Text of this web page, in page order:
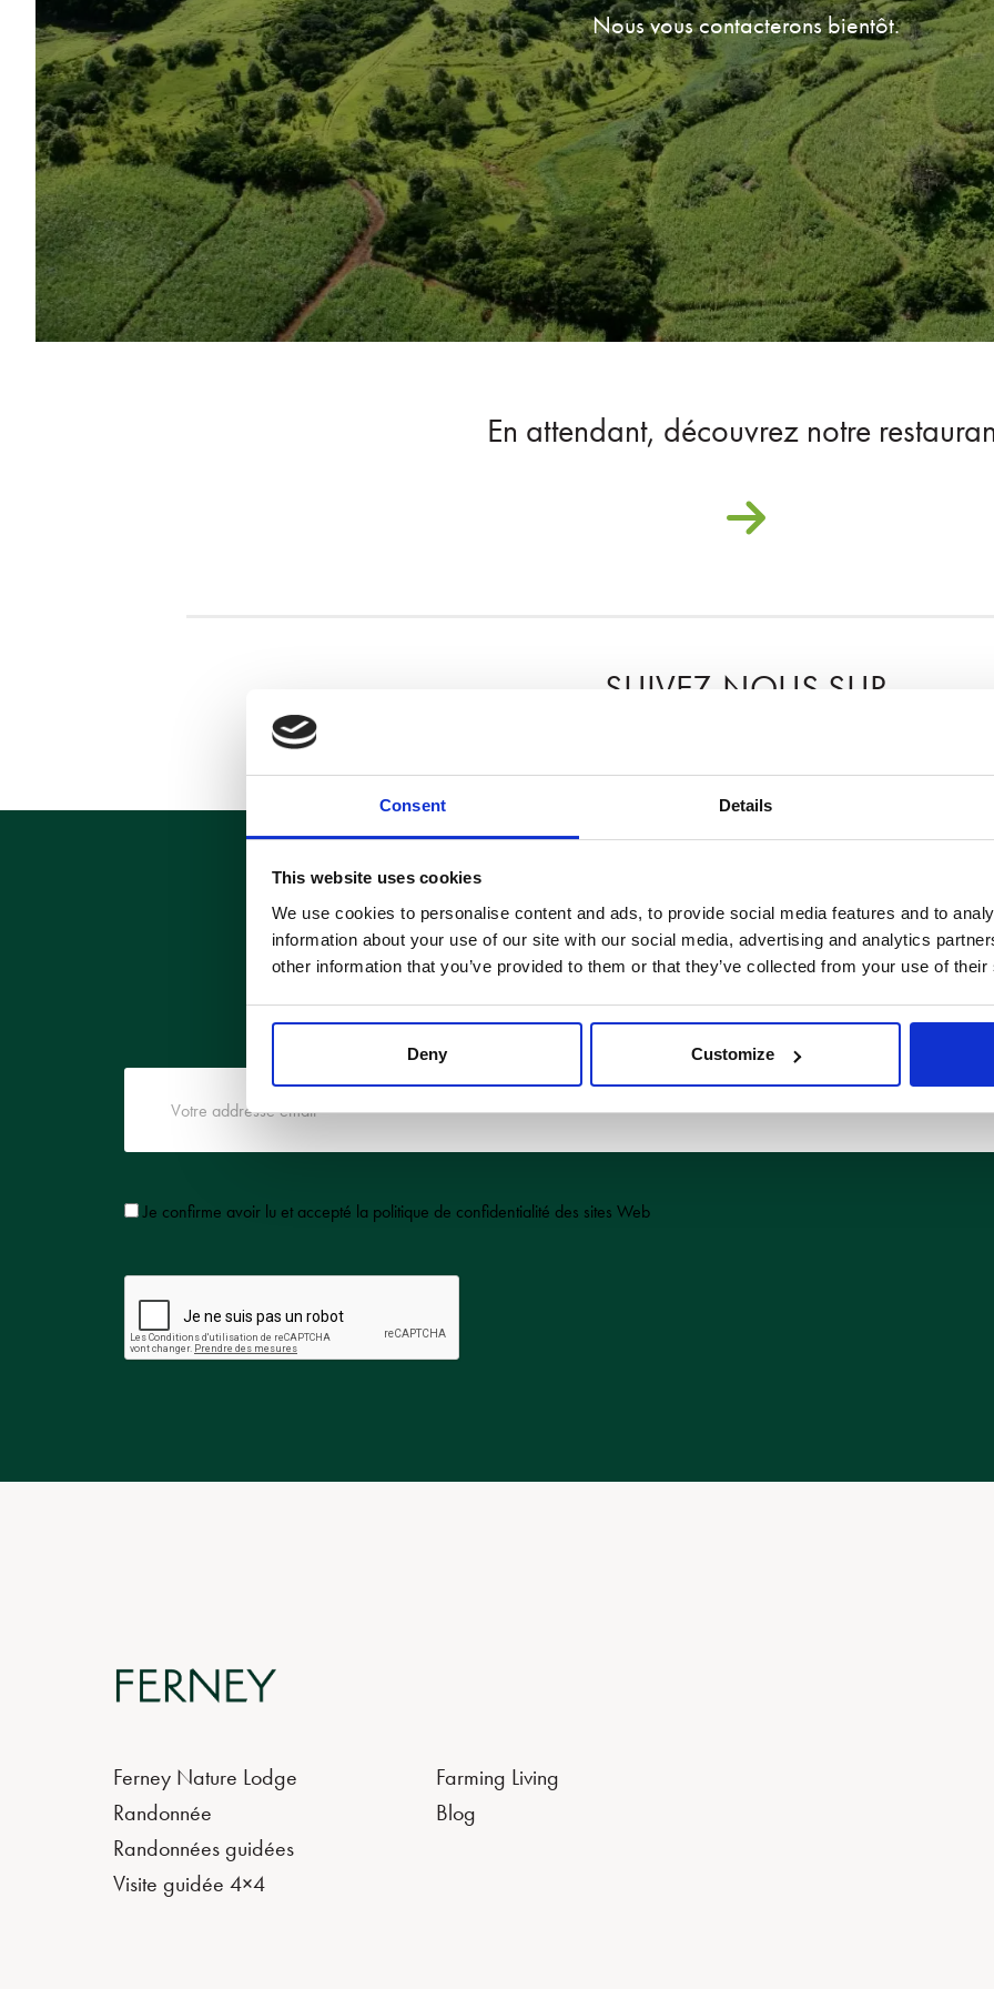
Consent Details
This website uses cookies
We use cookies to personalise content and ads, to provide social media features and to
information about your use of our site with our social media, advertising and analytics
other information that you’ve provided to them or that they’ve collected from your use of
Deny Customize
Nous vous contacterons bientôt.
En attendant, découvrez notre
SUIVEZ-NOUS SUR
ABONNEZ-VOUS À NOTRE
Stay up to date on the latest news from FERNEY
Je confirme avoir lu et accepté la politique de confidentialité des sites Web
Ferney Nature Lodge
Randonnée
Randonnées guidées
Visite guidée 4×4
Farming Living
Blog